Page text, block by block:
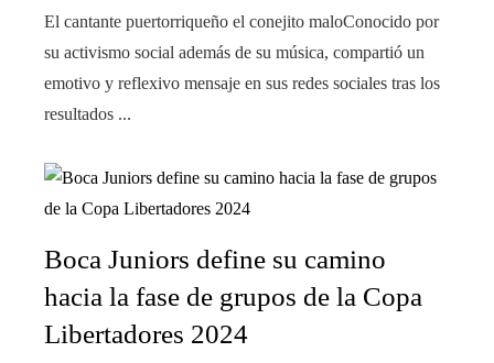
El cantante puertorriqueño el conejito maloConocido por
su activismo social además de su música, compartió un
emotivo y reflexivo mensaje en sus redes sociales tras los
resultados ...
Boca Juniors define su camino
hacia la fase de grupos de la Copa
Libertadores 2024